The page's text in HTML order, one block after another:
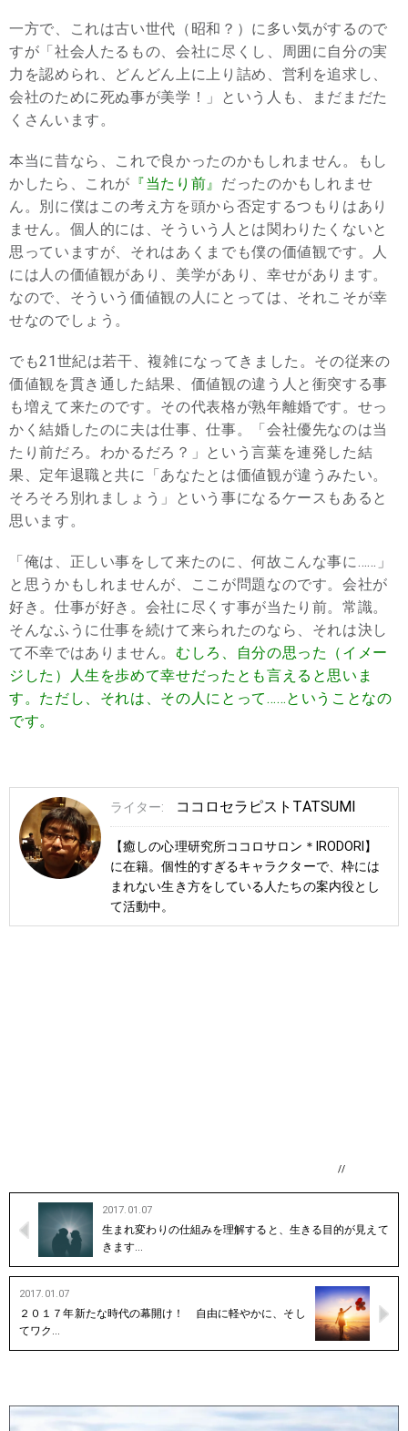
一方で、これは古い世代（昭和？）に多い気がするので
すが「社会人たるもの、会社に尽くし、周囲に自分の実
力を認められ、どんどん上に上り詰め、営利を追求し、
会社のために死ぬ事が美学！」という人も、まだまだた
くさんいます。
本当に昔なら、これで良かったのかもしれません。もし
かしたら、これが 『当たり前』 だったのかもしれませ
ん。別に僕はこの考え方を頭から否定するつもりはあり
ません。個人的には、そういう人とは関わりたくないと
思っていますが、それはあくまでも僕の価値観です。人
には人の価値観があり、美学があり、幸せがあります。
なので、そういう価値観の人にとっては、それこそが幸
せなのでしょう。
でも21世紀は若干、複雑になってきました。その従来の
価値観を貫き通した結果、価値観の違う人と衝突する事
も増えて来たのです。その代表格が熟年離婚です。せっ
かく結婚したのに夫は仕事、仕事。「会社優先なのは当
たり前だろ。わかるだろ？」という言葉を連発した結
果、定年退職と共に「あなたとは価値観が違うみたい。
そろそろ別れましょう」という事になるケースもあると
思います。
「俺は、正しい事をして来たのに、何故こんな事に……」
と思うかもしれませんが、ここが問題なのです。会社が
好き。仕事が好き。会社に尽くす事が当たり前。常識。
そんなふうに仕事を続けて来られたのなら、それは決し
て不幸ではありません。むしろ、自分の思った（イメー
ジした）人生を歩めて幸せだったとも言えると思いま
す。ただし、それは、その人にとって……ということなの
です。
ライター: ココロセラピストTATSUMI
【癒しの心理研究所ココロサロン＊IRODORI】
に在籍。個性的すぎるキャラクターで、枠には
まれない生き方をしている人たちの案内役とし
て活動中。
//
2017.01.07
生まれ変わりの仕組みを理解すると、生きる目的が見えて
きます…
2017.01.07
２０１７年新たな時代の幕開け！ 自由に軽やかに、そし
てワク…